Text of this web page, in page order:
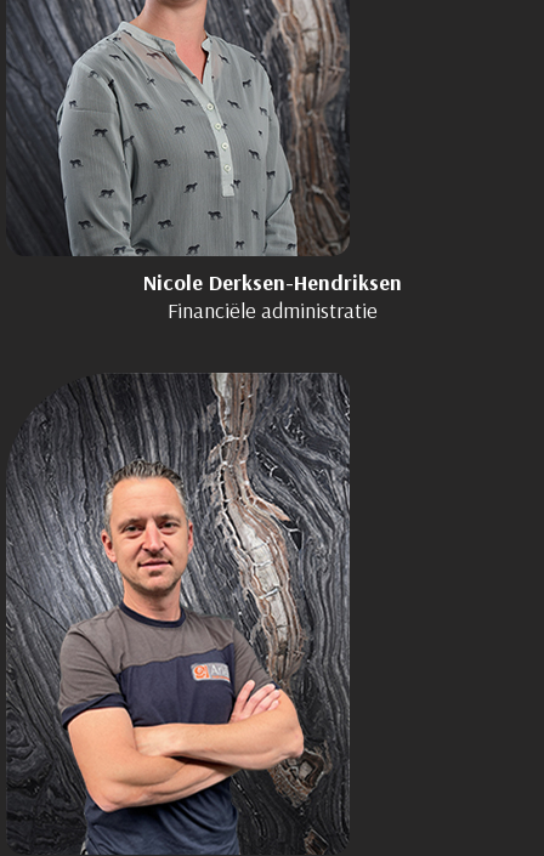
Nicole Derksen-Hendriksen
Financiële administratie